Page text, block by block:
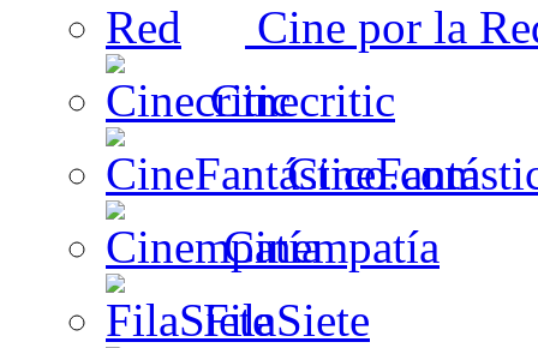
Cine por la
Cinecritic
Cinempatía
FilaSiete